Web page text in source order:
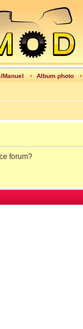
Manuel • Album photo
forum?